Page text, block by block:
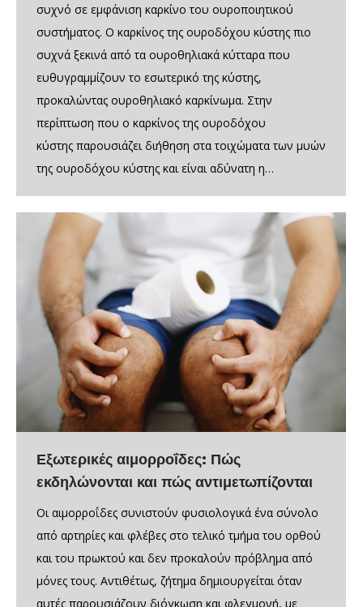
συχνό σε εμφάνιση καρκίνο του ουροποιητικού
συστήματος. Ο καρκίνος της ουροδόχου κύστης πιο
συχνά ξεκινά από τα ουροθηλιακά κύτταρα που
ευθυγραμμίζουν το εσωτερικό της κύστης,
προκαλώντας ουροθηλιακό καρκίνωμα. Στην
περίπτωση που ο καρκίνος της ουροδόχου
κύστης παρουσιάζει διήθηση στα τοιχώματα των μυών
της ουροδόχου κύστης και είναι αδύνατη η…
Εξωτερικές αιμορροΐδες: Πώς
εκδηλώνονται και πώς αντιμετωπίζονται
Οι αιμορροΐδες συνιστούν φυσιολογικά ένα σύνολο
από αρτηρίες και φλέβες στο τελικό τμήμα του ορθού
και του πρωκτού και δεν προκαλούν πρόβλημα από
μόνες τους. Αντιθέτως, ζήτημα δημιουργείται όταν
αυτές παρουσιάζουν διόγκωση και φλεγμονή, με